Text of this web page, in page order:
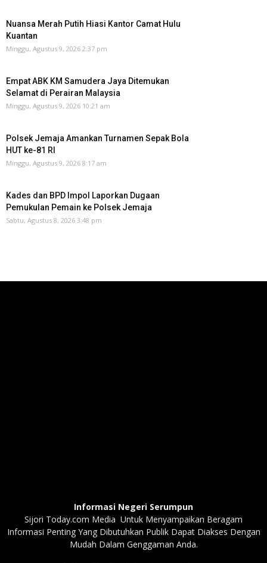
Nuansa Merah Putih Hiasi Kantor Camat Hulu
Kuantan
Minggu, Agustus 9, 2026 2:37 pm
Empat ABK KM Samudera Jaya Ditemukan
Selamat di Perairan Malaysia
Minggu, Agustus 9, 2026 10:21 am
Polsek Jemaja Amankan Turnamen Sepak Bola
HUT ke-81 RI ‎
Minggu, Agustus 9, 2026 8:17 am
Kades dan BPD Impol Laporkan Dugaan
Pemukulan Pemain ke Polsek Jemaja
Sabtu, Agustus 8, 2026 3:48 pm
Informasi Negeri Serumpun
Sijori Today.com Media Untuk Menyampaikan Beragam
Informasi Penting Yang Dibutuhkan Publik Dapat Diakses Dengan
Mudah Dalam Genggaman Anda.